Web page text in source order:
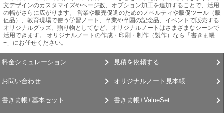
文デザインのカスタマイズやページ数、オプション加工を追加することで、活用
の幅がさらに広がります。 営業や販売促進のためのノベルティや販促ツール（販
促品）、教育現場で使う学習ノート、卒業や卒園の記念品、イベントで販売する
オリジナルグッズ、贈り物としてなど、オリジナルノートはさまざまなシーンで
活用できます。 オリジナルノートの作成・印刷・制作（製作）なら「書きま帳
+」にお任せください。
料金シミュレーション 見積を依頼する
お問い合わせ オリジナルノート見本帳
書きま帳+基本セット 書きま帳+ValueSet